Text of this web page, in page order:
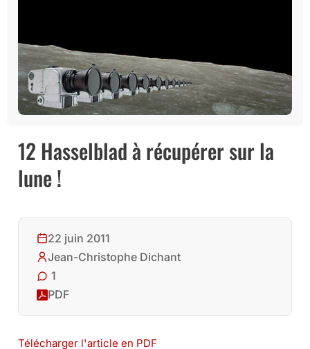
12 Hasselblad à récupérer sur la
lune !
22 juin 2011
Jean-Christophe Dichant
1
PDF
Télécharger l'article en PDF